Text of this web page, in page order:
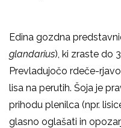
Edina gozdna
glandarius), ki zraste do
Prevladujočo rdeče-
lisa na perutih. Šoja je
prihodu plenilca (npr.
glasno oglašati in